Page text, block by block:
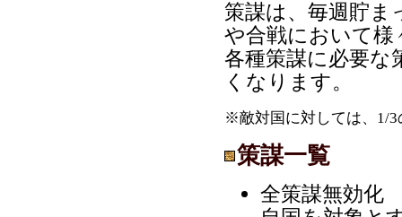
策謀は、毎週貯ま
や合戦において様
各種策謀に必要な
くなります。
※敵対国に対しては、1/3
策謀一覧
全策謀無効化